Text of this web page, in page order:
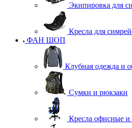
Экипировка для
Кресла для
ФАН ШОП
Клубная одежда и
Сумки и рюкзаки
Кресла офисные